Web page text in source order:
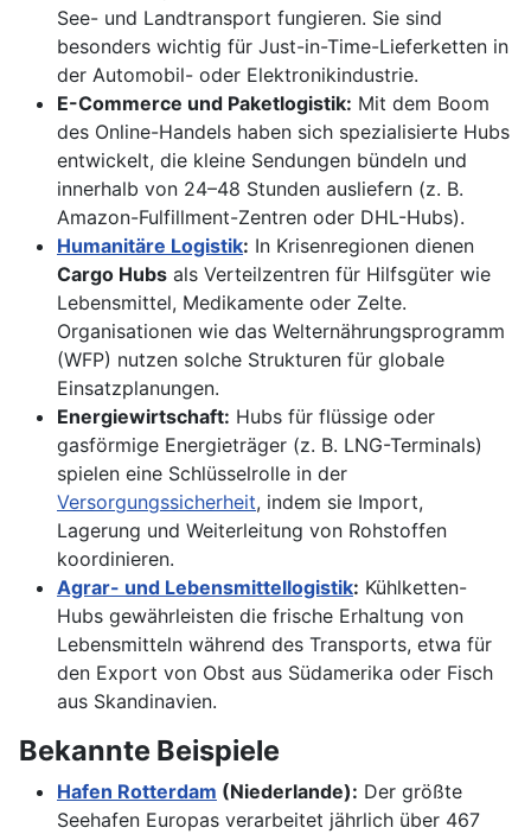
See- und Landtransport fungieren. Sie sind
besonders wichtig für Just-in-Time-Lieferketten in
der Automobil- oder Elektronikindustrie.
E-Commerce und Paketlogistik: Mit dem Boom
des Online-Handels haben sich spezialisierte Hubs
entwickelt, die kleine Sendungen bündeln und
innerhalb von 24–48 Stunden ausliefern (z. B.
Amazon-Fulfillment-Zentren oder DHL-Hubs).
Humanitäre Logistik: In Krisenregionen dienen
Cargo Hubs als Verteilzentren für Hilfsgüter wie
Lebensmittel, Medikamente oder Zelte.
Organisationen wie das Welternährungsprogramm
(WFP) nutzen solche Strukturen für globale
Einsatzplanungen.
Energiewirtschaft: Hubs für flüssige oder
gasförmige Energieträger (z. B. LNG-Terminals)
spielen eine Schlüsselrolle in der
Versorgungssicherheit, indem sie Import,
Lagerung und Weiterleitung von Rohstoffen
koordinieren.
Agrar- und Lebensmittellogistik: Kühlketten-
Hubs gewährleisten die frische Erhaltung von
Lebensmitteln während des Transports, etwa für
den Export von Obst aus Südamerika oder Fisch
aus Skandinavien.
Bekannte Beispiele
Hafen Rotterdam (Niederlande): Der größte
Seehafen Europas verarbeitet jährlich über 467